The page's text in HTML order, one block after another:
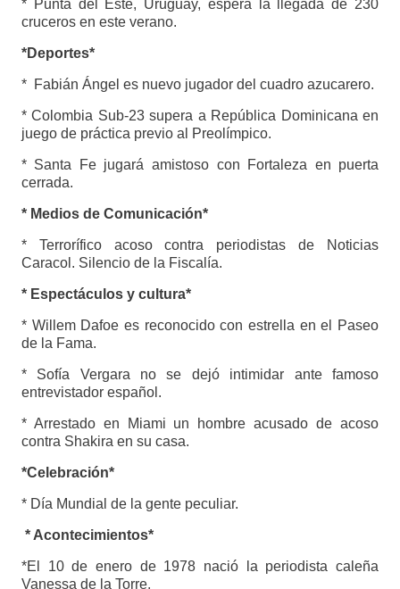
* Punta del Este, Uruguay, espera la llegada de 230
cruceros en este verano.
*Deportes*
* Fabián Ángel es nuevo jugador del cuadro azucarero.
* Colombia Sub-23 supera a República Dominicana en
juego de práctica previo al Preolímpico.
* Santa Fe jugará amistoso con Fortaleza en puerta
cerrada.
* Medios de Comunicación*
* Terrorífico acoso contra periodistas de Noticias
Caracol. Silencio de la Fiscalía.
* Espectáculos y cultura*
* Willem Dafoe es reconocido con estrella en el Paseo
de la Fama.
* Sofía Vergara no se dejó intimidar ante famoso
entrevistador español.
* Arrestado en Miami un hombre acusado de acoso
contra Shakira en su casa.
*Celebración*
* Día Mundial de la gente peculiar.
* Acontecimientos*
*El 10 de enero de 1978 nació la periodista caleña
Vanessa de la Torre.